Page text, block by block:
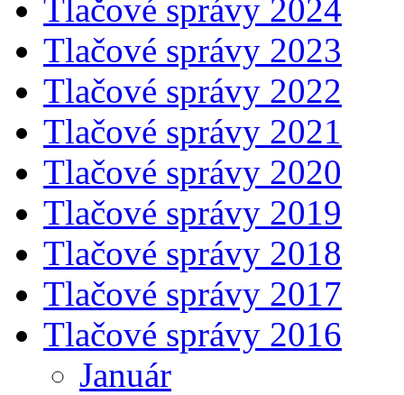
Tlačové správy 2024
Tlačové správy 2023
Tlačové správy 2022
Tlačové správy 2021
Tlačové správy 2020
Tlačové správy 2019
Tlačové správy 2018
Tlačové správy 2017
Tlačové správy 2016
Január